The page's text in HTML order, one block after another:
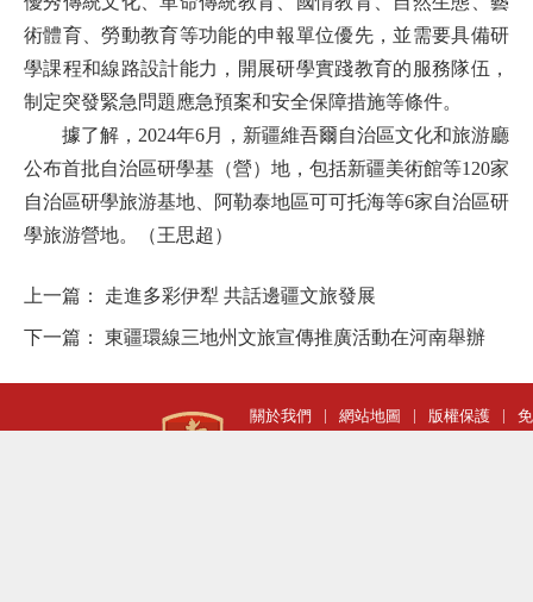
術體育、勞動教育等功能的申報單位優先，並需要具備研
學課程和線路設計能力，開展研學實踐教育的服務隊伍，
制定突發緊急問題應急預案和安全保障措施等條件。
據了解，2024年6月，新疆維吾爾自治區文化和旅游廳
公布首批自治區研學基（營）地，包括新疆美術館等120家
自治區研學旅游基地、阿勒泰地區可可托海等6家自治區研
學旅游營地。
（王思超）
上一篇： 走進多彩伊犁 共話邊疆文旅發展
下一篇： 東疆環線三地州文旅宣傳推廣活動在河南舉辦